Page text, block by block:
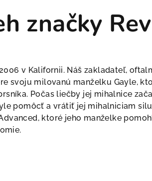
značky
v Kalifornii. Náš zakladateľ,
svoju milovanú manželku Gayle,
Počas liečby jej mihalnice
pomôcť a vrátiť jej mihalniciam
ktoré jeho manželke